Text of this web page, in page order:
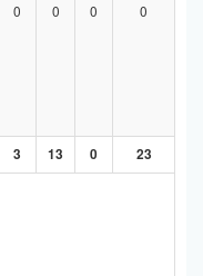
0 0 0 0
3 13 0 23